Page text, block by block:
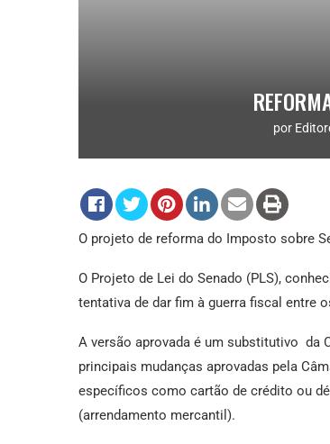
por
O projeto de reforma do Imposto sobre
O Projeto de Lei do Senado (PLS),
tentativa de dar fim à guerra fiscal entre
A versão aprovada é um substitutivo da
principais mudanças aprovadas pela
específicos como cartão de crédito ou
(arrendamento mercantil).